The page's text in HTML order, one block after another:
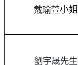
戴瑜萱小姐
劉宇晟先生